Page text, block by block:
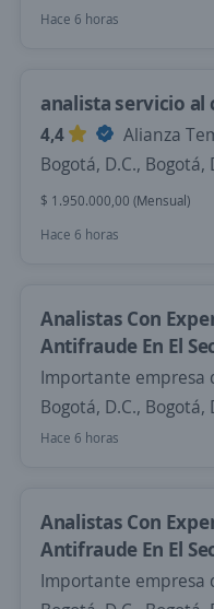
Hace 6 horas
analista servicio al
4,4
Alianza
Bogotá, D.C., Bogotá,
$ 1.950.000,00 (Mensual)
Hace 6 horas
Analistas Con
Antifraude En El
Importante empresa
Bogotá, D.C., Bogotá,
Hace 6 horas
Analistas Con
Antifraude En El
Importante empresa